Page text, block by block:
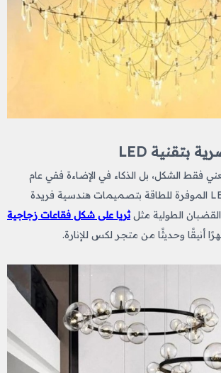
فقط الشكل، بل الذكاء في الإضاءة ففي عام
2025، برزت ثريات LED الموفرة للطاقة بتصميمات هندسية فريدة
القضبان الطولية مثلثريا على شكل فقاعات زجاجية
أنيقًا وحديثًا من متجر لكس للإنارة.